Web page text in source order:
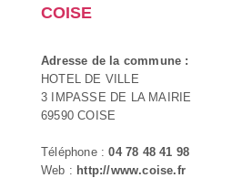
COISE
Adresse de la commune :
HOTEL DE VILLE
3 IMPASSE DE LA MAIRIE
69590 COISE
Téléphone :04 78 48 41 98
Web : http://www.coise.fr